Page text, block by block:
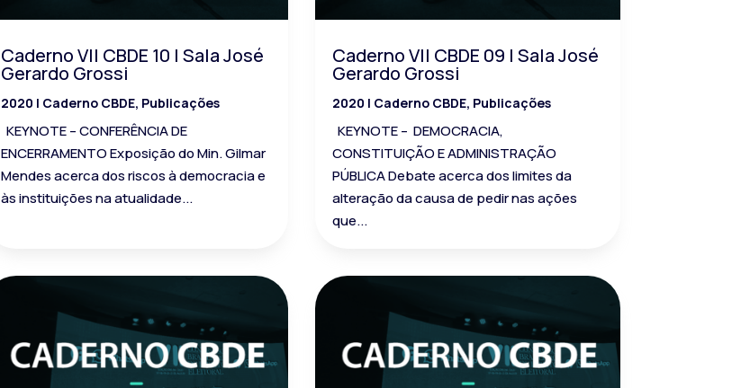
Caderno VII CBDE 10 | Sala José
Gerardo Grossi
2020 | Caderno CBDE, Publicações
KEYNOTE – CONFERÊNCIA DE
ENCERRAMENTO Exposição do Min. Gilmar
Mendes acerca dos riscos à democracia e
às instituições na atualidade...
Caderno VII CBDE 09 | Sala José
Gerardo Grossi
2020 | Caderno CBDE, Publicações
KEYNOTE – DEMOCRACIA,
CONSTITUIÇÃO E ADMINISTRAÇÃO
PÚBLICA Debate acerca dos limites da
alteração da causa de pedir nas ações
que...